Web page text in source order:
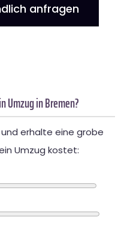
anfragen
Umzug in Bremen?
erhalte eine grobe
Umzug kostet: